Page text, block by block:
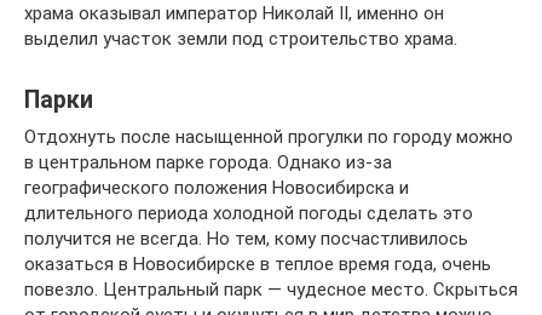
храма оказывал император Николай II, именно он
выделил участок земли под строительство храма.
Парки
Отдохнуть после насыщенной прогулки по городу можно
в центральном парке города. Однако из-за
географического положения Новосибирска и
длительного периода холодной погоды сделать это
получится не всегда. Но тем, кому посчастливилось
оказаться в Новосибирске в теплое время года, очень
повезло. Центральный парк — чудесное место. Скрыться